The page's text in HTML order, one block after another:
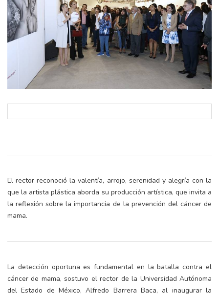
El rector reconoció la valentía, arrojo, serenidad y alegría con la
que la artista plástica aborda su producción artística, que invita a
la reflexión sobre la importancia de la prevención del cáncer de
mama.
La detección oportuna es fundamental en la batalla contra el
cáncer de mama, sostuvo el rector de la Universidad Autónoma
del Estado de México, Alfredo Barrera Baca, al inaugurar la